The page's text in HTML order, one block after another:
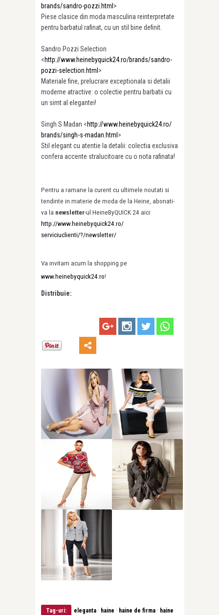
brands/sandro-pozzi.html >
Piese clasice din moda masculina reinterpretate
pentru barbatul rafinat, cu un stil bine definit.
Sandro Pozzi Selection
<http://www.heinebyquick24.ro/brands/sandro-
pozzi-selection.html >
Materiale fine, prelucrare exceptionala si detalii
moderne atractive: o colectie pentru barbatii cu
un simt al elegantei!
Singh S Madan <http://www.heinebyquick24.ro/
brands/singh-s-madan.html >
Stil elegant cu atentie la detalii: colectia exclusiva
confera accente stralucitoare cu o nota rafinata!
Pentru a ramane la curent cu ultimele noutati si
tendinte in materie de moda de la Heine, abonati-
va la newsletter-ul HeineByQUICK 24 aici:
http://www.heinebyquick24.ro/
serviciuclienti/?/newsletter/
Va invitam acum la shopping pe
www.heinebyquick24.ro!
Distribuie:
Tag-uri: eleganta · haine · haine de firma · haine